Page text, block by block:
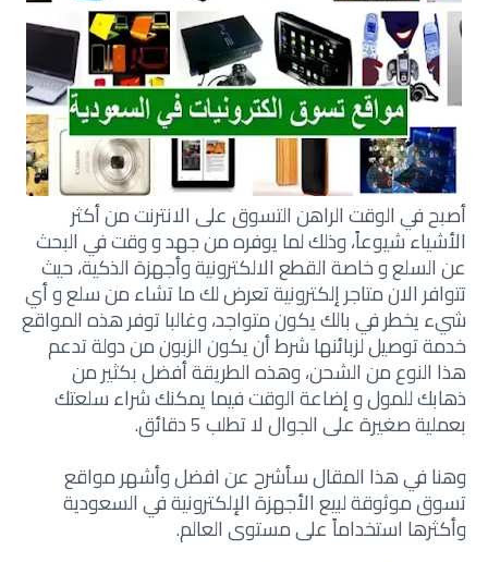
أصبح في الوقت الراهن التسوق على الانترنت من أكثر
الأشياء شيوعاً، وذلك لما يوفره من جهد و وقت في البحث
عن السلع و خاصة القطع الالكترونية وأجهزة الذكية، حيث
تتوافر الان متاجر إلكترونية تعرض لك ما تشاء من سلع و أي
شيء يخطر في بالك يكون متواجد، وغالبا توفر هذه المواقع
خدمة توصيل لزبائنها شرط أن يكون الزبون من دولة تدعم
هذا النوع من الشحن، وهذه الطريقة أفضل بكثير من
ذهابك للمول و إضاعة الوقت فيما يمكنك شراء سلعتك
بعملية صغيرة على الجوال لا تطلب 5 دقائق.
وهنا في هذا المقال سأشرح عن افضل وأشهر مواقع
تسوق موثوقة لبيع الأجهزة الإلكترونية في السعودية
وأكثرها استخداماً على مستوى العالم.